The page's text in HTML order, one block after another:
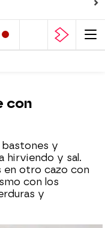
con
bastones y
hirviendo y sal.
en otro cazo con
con los
y